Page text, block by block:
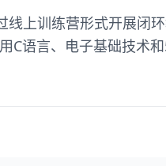
上训练营形式开展闭
C语言、电子基础技术